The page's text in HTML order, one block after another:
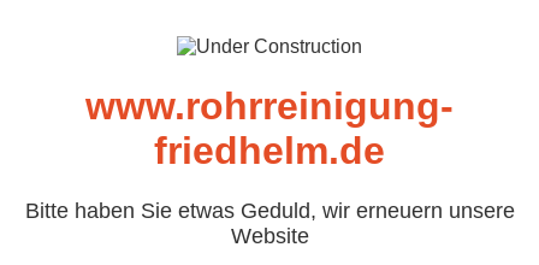
www.rohrreinigung-
friedhelm.de
Bitte haben Sie etwas Geduld, wir erneuern unsere
Website